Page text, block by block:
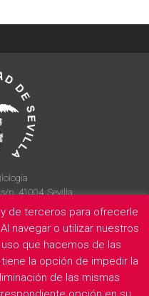
n, 41004, Sevilla
90
Politica de privacidad Cookies
de terceros para ofrecerle
navegar o utilizar nuestros
que hacemos de las
la opción de impedir la
de las mismas